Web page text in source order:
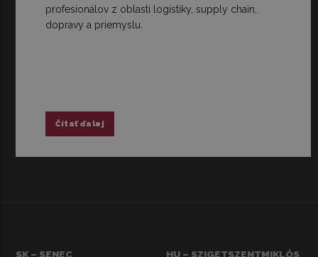
profesionálov z oblasti logistiky, supply chain,
dopravy a priemyslu.
Čítať ďalej
SK – SENEC HU – SZIGETSZENTMIKLÓS